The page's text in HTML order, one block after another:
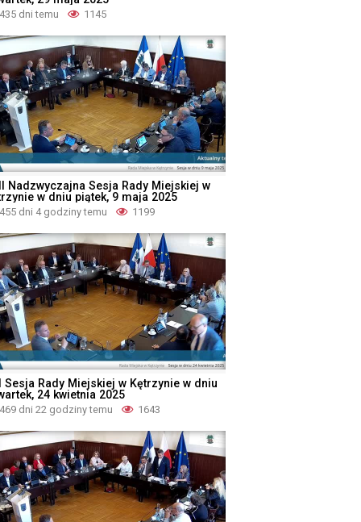
435 dni temu 1145
Nadzwyczajna Sesja Rady Miejskiej w
w dniu piątek, 9 maja 2025
455 dni 4 godziny temu 1199
Sesja Rady Miejskiej w Kętrzynie w dniu
24 kwietnia 2025
469 dni 22 godziny temu 1643